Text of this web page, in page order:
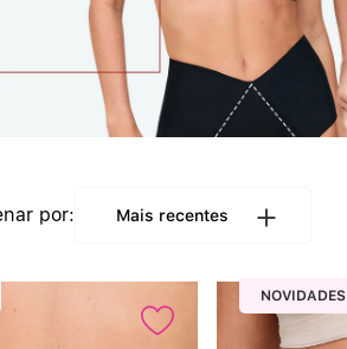
Mais recentes
NOVIDADES
4 Conjunto
º Calcinha Algodão
Calcinha Cintura Alta
Sutiã Sustentação